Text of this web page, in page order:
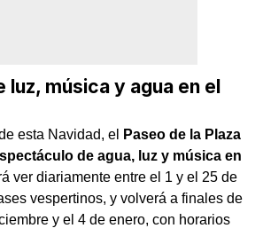
luz, música y agua en el
esta Navidad, el
Paseo de la Plaza
de agua, luz y música en
ver diariamente entre el 1 y el 25 de
vespertinos, y volverá a finales de
y el 4 de enero, con horarios